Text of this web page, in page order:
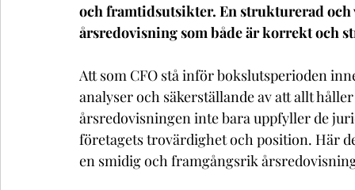
och framtidsutsikter. En strukturerad
årsredovisning som både är korrekt och
Att som CFO stå inför bokslutsperioden
analyser och säkerställande av att allt
årsredovisningen inte bara uppfyller de
företagets trovärdighet och position. Här
en smidig och framgångsrik